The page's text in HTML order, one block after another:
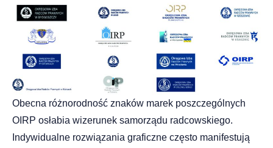
Obecna różnorodność znaków marek poszczególnych
OIRP osłabia wizerunek samorządu radcowskiego.
Indywidualne rozwiązania graficzne często manifestują